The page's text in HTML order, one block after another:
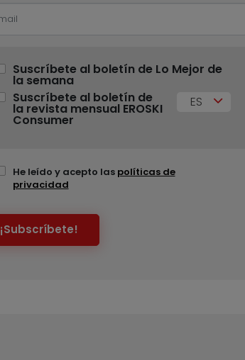
Suscríbete al boletín de Lo Mejor de
la semana
Suscríbete al boletín de
la revista mensual EROSKI
Consumer
ES
He leído y acepto las políticas de
privacidad
¡Subscríbete!